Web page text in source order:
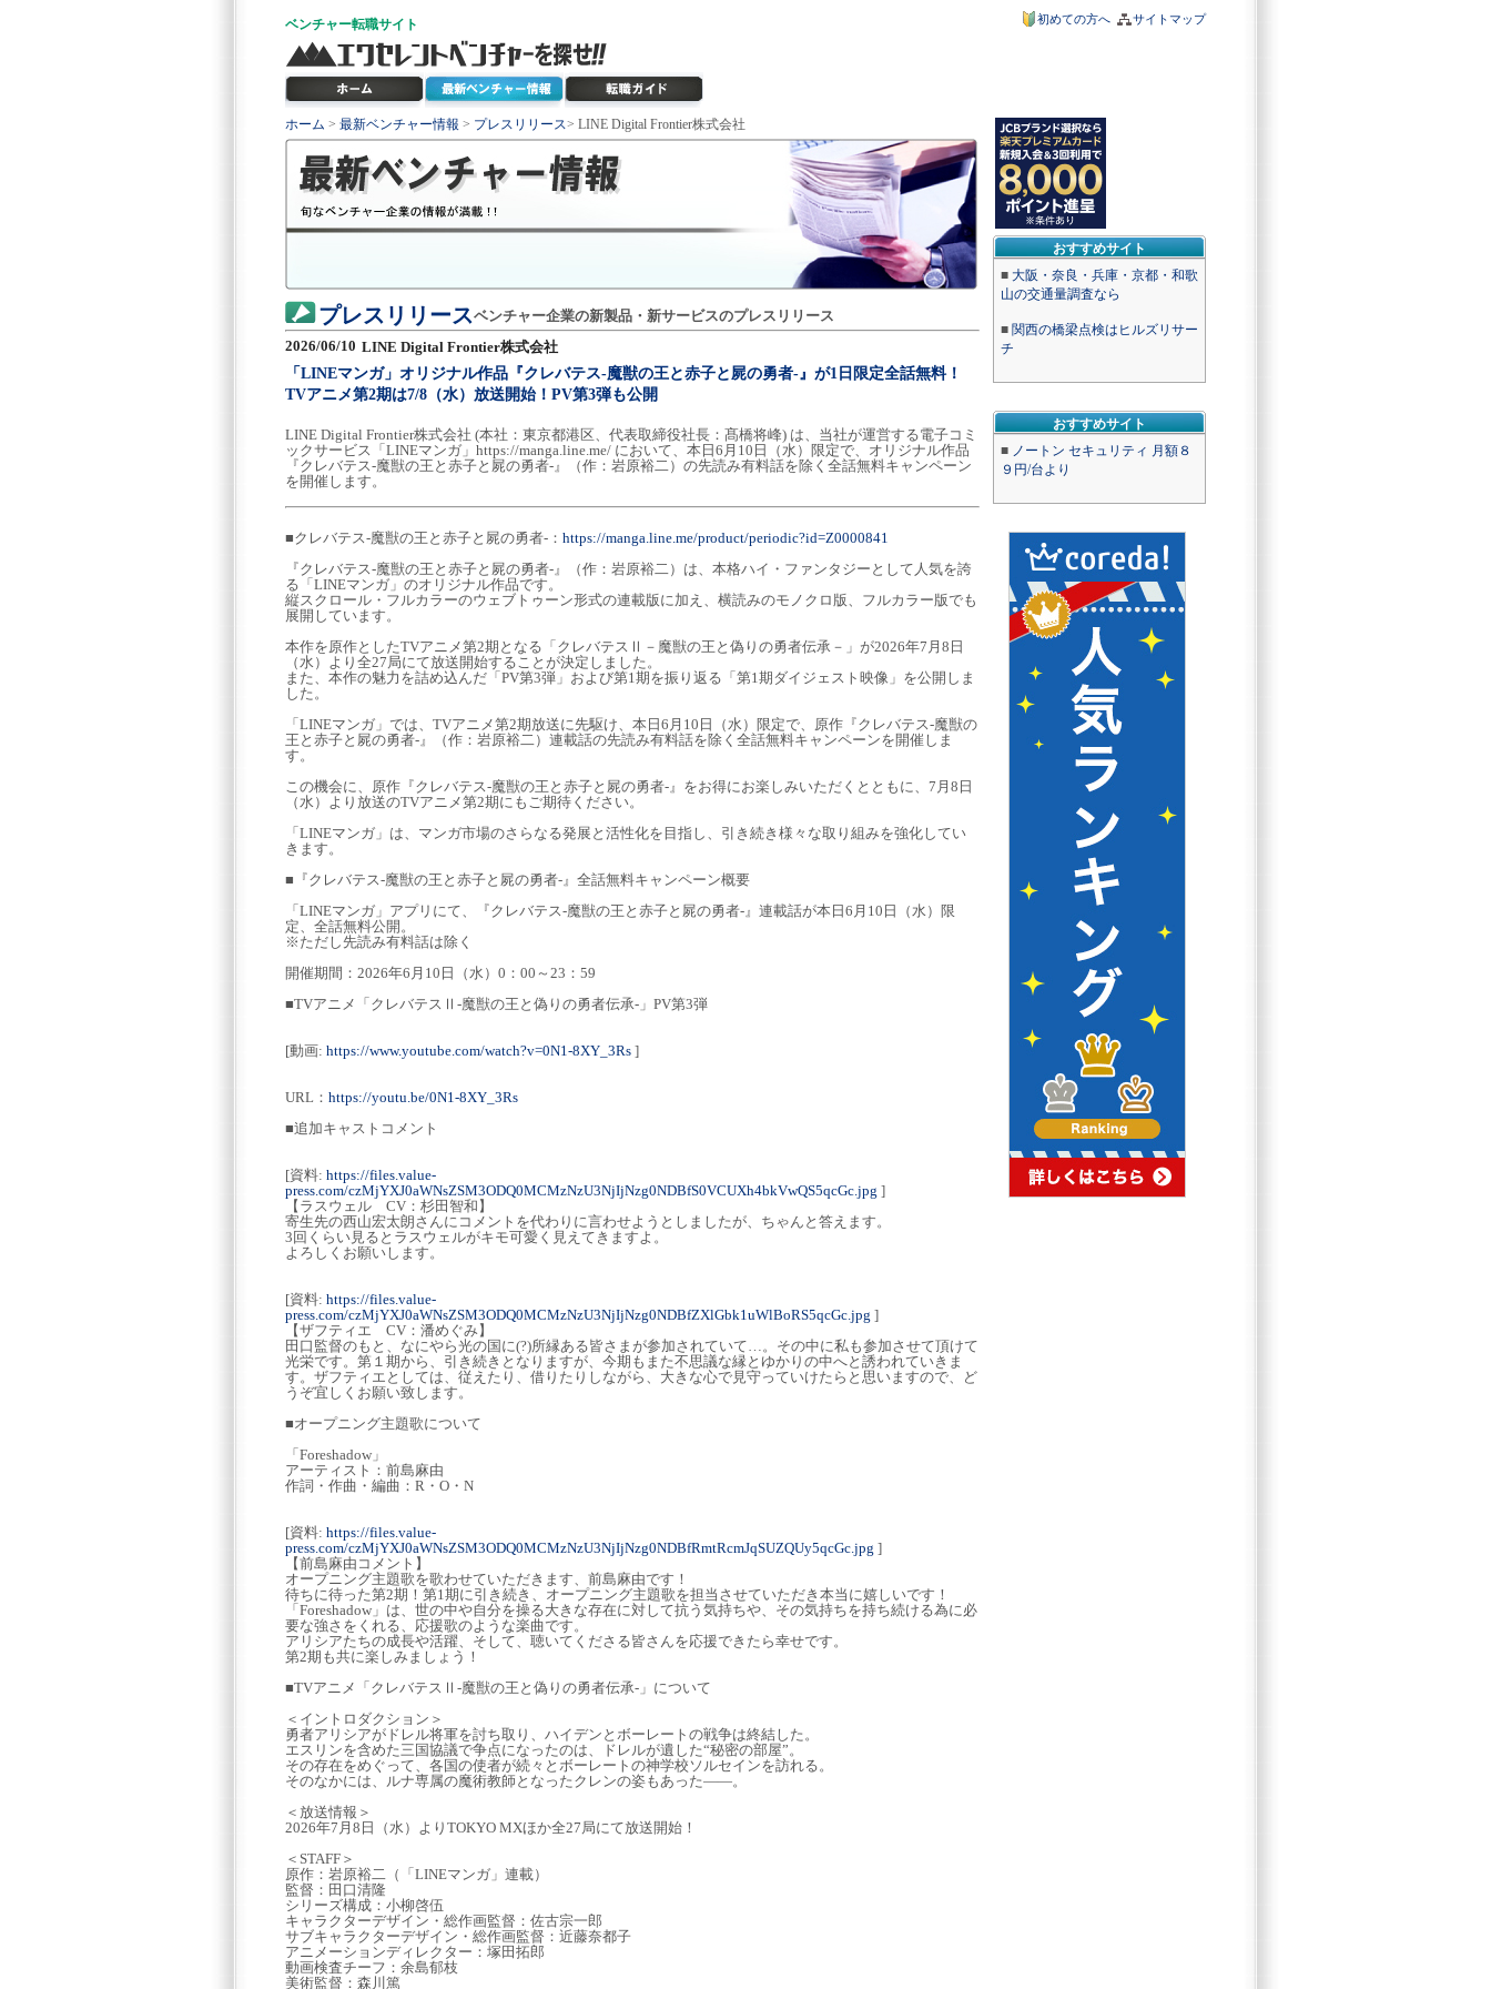
ベンチャー転職サイト サイトマップ
初めての方へ
おすすめサイト
■ 大阪・奈良・兵庫・京都・和歌
山の交通量調査なら
■ 関西の橋梁点検はヒルズリサー
チ
おすすめサイト
■ ノートン セキュリティ 月額８
９円/台より
ホーム > 最新ベンチャー情報 > プレスリリース> LINE Digital Frontier株式会社
プレスリリースベンチャー企業の新製品・新サービスのプレスリリース
2026/06/10 LINE Digital Frontier株式会社
「LINEマンガ」オリジナル作品『クレバテス-魔獣の王と赤子と屍の勇者-』が1日限定全話無料！
TVアニメ第2期は7/8（水）放送開始！PV第3弾も公開
LINE Digital Frontier株式会社 (本社：東京都港区、代表取締役社長：髙橋将峰) は、当社が運営する電子コミ
ックサービス「LINEマンガ」https://manga.line.me/ において、本日6月10日（水）限定で、オリジナル作品
『クレバテス-魔獣の王と赤子と屍の勇者-』（作：岩原裕二）の先読み有料話を除く全話無料キャンペーン
を開催します。
■クレバテス-魔獣の王と赤子と屍の勇者-： https://manga.line.me/product/periodic?id=Z0000841
『クレバテス-魔獣の王と赤子と屍の勇者-』（作：岩原裕二）は、本格ハイ・ファンタジーとして人気を誇
る「LINEマンガ」のオリジナル作品です。
縦スクロール・フルカラーのウェブトゥーン形式の連載版に加え、横読みのモノクロ版、フルカラー版でも
展開しています。
本作を原作としたTVアニメ第2期となる「クレバテスⅡ－魔獣の王と偽りの勇者伝承－」が2026年7月8日
（水）より全27局にて放送開始することが決定しました。
また、本作の魅力を詰め込んだ「PV第3弾」および第1期を振り返る「第1期ダイジェスト映像」を公開しま
した。
「LINEマンガ」では、TVアニメ第2期放送に先駆け、本日6月10日（水）限定で、原作『クレバテス-魔獣の
王と赤子と屍の勇者-』（作：岩原裕二）連載話の先読み有料話を除く全話無料キャンペーンを開催しま
す。
この機会に、原作『クレバテス-魔獣の王と赤子と屍の勇者-』をお得にお楽しみいただくとともに、7月8日
（水）より放送のTVアニメ第2期にもご期待ください。
「LINEマンガ」は、マンガ市場のさらなる発展と活性化を目指し、引き続き様々な取り組みを強化してい
きます。
■『クレバテス-魔獣の王と赤子と屍の勇者-』全話無料キャンペーン概要
「LINEマンガ」アプリにて、『クレバテス-魔獣の王と赤子と屍の勇者-』連載話が本日6月10日（水）限
定、全話無料公開。
※ただし先読み有料話は除く
開催期間：2026年6月10日（水）0：00～23：59
■TVアニメ「クレバテスⅡ-魔獣の王と偽りの勇者伝承-」PV第3弾
[動画: https://www.youtube.com/watch?v=0N1-8XY_3Rs ]
URL： https://youtu.be/0N1-8XY_3Rs
■追加キャストコメント
[資料: https://files.value-
press.com/czMjYXJ0aWNsZSM3ODQ0MCMzNzU3NjIjNzg0NDBfS0VCUXh4bkVwQS5qcGc.jpg ]
【ラスウェル CV：杉田智和】
寄生先の西山宏太朗さんにコメントを代わりに言わせようとしましたが、ちゃんと答えます。
3回くらい見るとラスウェルがキモ可愛く見えてきますよ。
よろしくお願いします。
[資料: https://files.value-
press.com/czMjYXJ0aWNsZSM3ODQ0MCMzNzU3NjIjNzg0NDBfZXlGbk1uWlBoRS5qcGc.jpg ]
【ザフティエ CV：潘めぐみ】
田口監督のもと、なにやら光の国に(?)所縁ある皆さまが参加されていて…。その中に私も参加させて頂けて
光栄です。第１期から、引き続きとなりますが、今期もまた不思議な縁とゆかりの中へと誘われていきま
す。ザフティエとしては、従えたり、借りたりしながら、大きな心で見守っていけたらと思いますので、ど
うぞ宜しくお願い致します。
■オープニング主題歌について
「Foreshadow」
アーティスト：前島麻由
作詞・作曲・編曲：R・O・N
[資料: https://files.value-
press.com/czMjYXJ0aWNsZSM3ODQ0MCMzNzU3NjIjNzg0NDBfRmtRcmJqSUZQUy5qcGc.jpg ]
【前島麻由コメント】
オープニング主題歌を歌わせていただきます、前島麻由です！
待ちに待った第2期！第1期に引き続き、オープニング主題歌を担当させていただき本当に嬉しいです！
「Foreshadow」は、世の中や自分を操る大きな存在に対して抗う気持ちや、その気持ちを持ち続ける為に必
要な強さをくれる、応援歌のような楽曲です。
アリシアたちの成長や活躍、そして、聴いてくださる皆さんを応援できたら幸せです。
第2期も共に楽しみましょう！
■TVアニメ「クレバテスⅡ-魔獣の王と偽りの勇者伝承-」について
＜イントロダクション＞
勇者アリシアがドレル将軍を討ち取り、ハイデンとボーレートの戦争は終結した。
エスリンを含めた三国協議で争点になったのは、ドレルが遺した“秘密の部屋”。
その存在をめぐって、各国の使者が続々とボーレートの神学校ソルセインを訪れる。
そのなかには、ルナ専属の魔術教師となったクレンの姿もあった――。
＜放送情報＞
2026年7月8日（水）よりTOKYO MXほか全27局にて放送開始！
＜STAFF＞
原作：岩原裕二（「LINEマンガ」連載）
監督：田口清隆
シリーズ構成：小柳啓伍
キャラクターデザイン・総作画監督：佐古宗一郎
サブキャラクターデザイン・総作画監督：近藤奈都子
アニメーションディレクター：塚田拓郎
動画検査チーフ：余島郁枝
美術監督：森川篤